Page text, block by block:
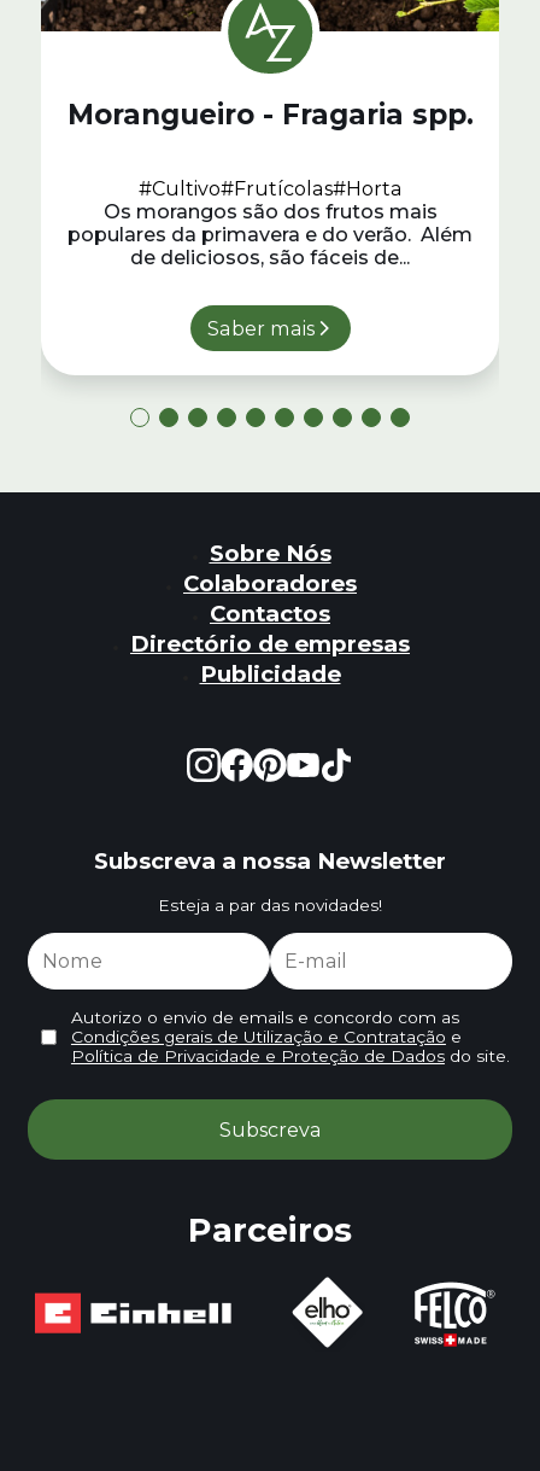
Morangueiro - Fragaria spp.
#Cultivo#Frutícolas#Horta
Os morangos são dos frutos mais
populares da primavera e do verão. Além
de deliciosos, são fáceis de...
Saber mais
Sobre Nós
Colaboradores
Contactos
Directório de empresas
Publicidade
Subscreva a nossa Newsletter
Esteja a par das novidades!
Autorizo o envio de emails e concordo com as
Condições gerais de Utilização e Contratação e
Política de Privacidade e Proteção de Dadosdo site.
Parceiros